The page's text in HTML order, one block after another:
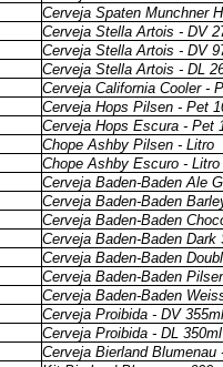
Cerveja Spaten Munchner
Cerveja Stella Artois - DV
Cerveja Stella Artois - DV
Cerveja Stella Artois - DL
Cerveja California Cooler -
Cerveja Hops Pilsen - Pet
Cerveja Hops Escura - Pet
Chope Ashby Pilsen - Litro
Chope Ashby Escuro - Litro
Cerveja Baden-Baden Ale
Cerveja Baden-Baden
Cerveja Baden-Baden
Cerveja Baden-Baden
Cerveja Baden-Baden
Cerveja Baden-Baden
Cerveja Baden-Baden
Cerveja Proibida - DV
Cerveja Proibida - DL 350ml
Cerveja Bierland Blumenau